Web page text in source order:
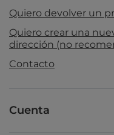
Quiero devolver un
Quiero crear una
dirección (no
Contacto
Cuenta